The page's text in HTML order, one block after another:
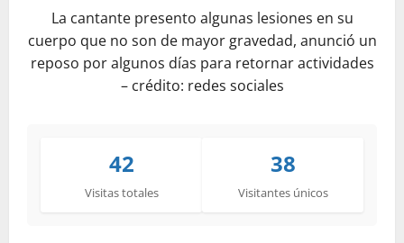
La cantante presento algunas lesiones en su
cuerpo que no son de mayor gravedad, anunció un
reposo por algunos días para retornar actividades
– crédito: redes sociales
42
Visitas totales
38
Visitantes únicos